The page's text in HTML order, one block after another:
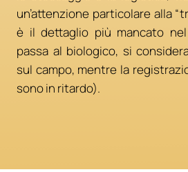
un’attenzione particolare alla
è il dettaglio più mancato
passa al biologico, si
sul campo, mentre la
sono in ritardo).